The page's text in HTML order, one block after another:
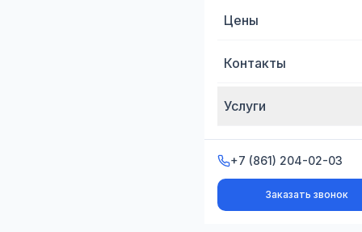
Цены
Контакты
Услуги
+7 (861) 204-02-03
Заказать звонок
Цены
Контакты
Услуги
+7 (861) 204-02-03
Заказать звонок